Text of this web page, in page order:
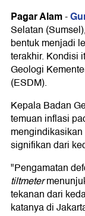
Pagar Alam-
Selatan
bentuk menjadi
terakhir. Kondisi
Geologi
(ESDM).
Kepala Badan
temuan inflasi
signifikan dari
"Pengamatan
tiltmeter
tekanan dari
katanya di